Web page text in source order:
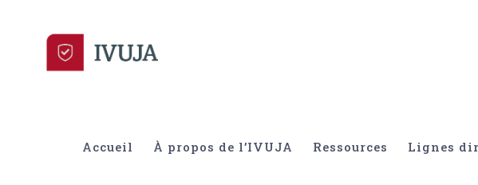
Accueil À propos de l’IVUJA Ressources Lignes